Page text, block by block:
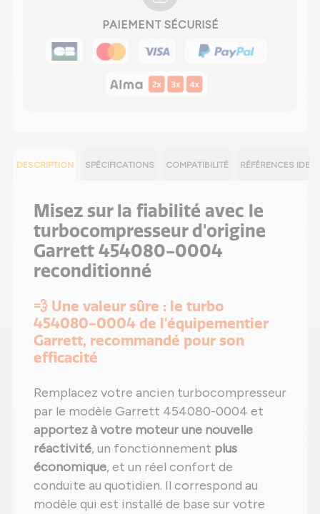
PAIEMENT SÉCURISÉ
DESCRIPTION SPÉCIFICATIONS COMPATIBILITÉ RÉFÉRENCES
Misez sur la fiabilité avec le
turbocompresseur d'origine
Garrett 454080-0004
reconditionné
💨 Une valeur sûre : le turbo
454080-0004 de l'équipementier
Garrett, recommandé pour son
efficacité
Remplacez votre ancien turbocompresseur
par le modèle Garrett 454080-0004 et
apportez à votre moteur une nouvelle
réactivité, un fonctionnement plus
économique, et un réel confort de
conduite au quotidien. Il correspond au
modèle qui est installé de base sur votre